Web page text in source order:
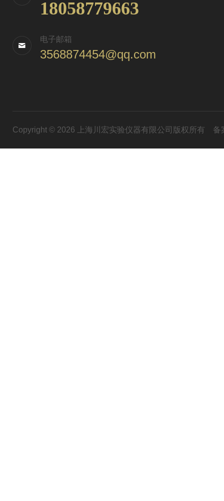
18058779663
电子邮箱
3568874454@qq.com
Copyright © 2026 上海川宏实验仪器有限公司版权所有 备